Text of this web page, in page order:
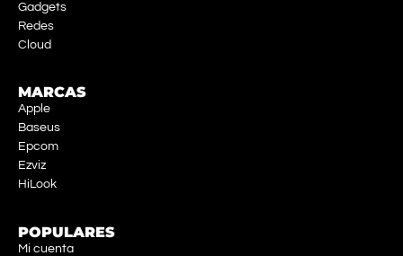
Gadgets
Redes
Cloud
MARCAS
Apple
Baseus
Epcom
Ezviz
HiLook
POPULARES
Mi cuenta